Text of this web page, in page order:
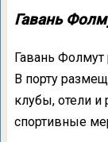
Гавань
Гавань Фолмут
В порту
клубы, отели и
спортивные